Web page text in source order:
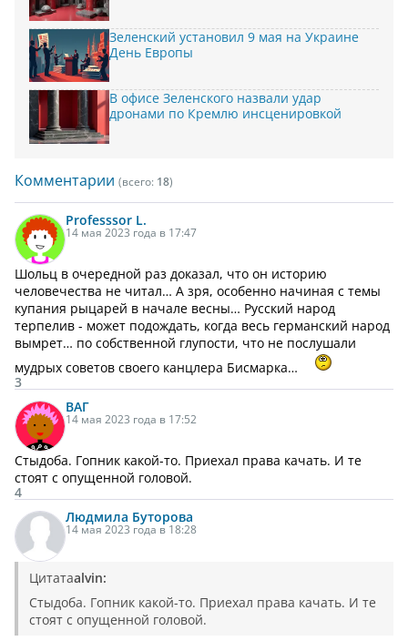
Зеленский установил 9 мая на Украине
День Европы
В офисе Зеленского назвали удар
дронами по Кремлю инсценировкой
Комментарии (всего: 18)
Professsor L.
14 мая 2023 года в 17:47
Шольц в очередной раз доказал, что он историю
человечества не читал… А зря, особенно начиная с темы
купания рыцарей в начале весны… Русский народ
терпелив - может подождать, когда весь германский народ
вымрет… по собственной глупости, что не послушали
мудрых советов своего канцлера Бисмарка…
3
ВАГ
14 мая 2023 года в 17:52
Стыдоба. Гопник какой-то. Приехал права качать. И те
стоят с опущенной головой.
4
Людмила Буторова
14 мая 2023 года в 18:28
Цитатаalvin:
Стыдоба. Гопник какой-то. Приехал права качать. И те
стоят с опущенной головой.